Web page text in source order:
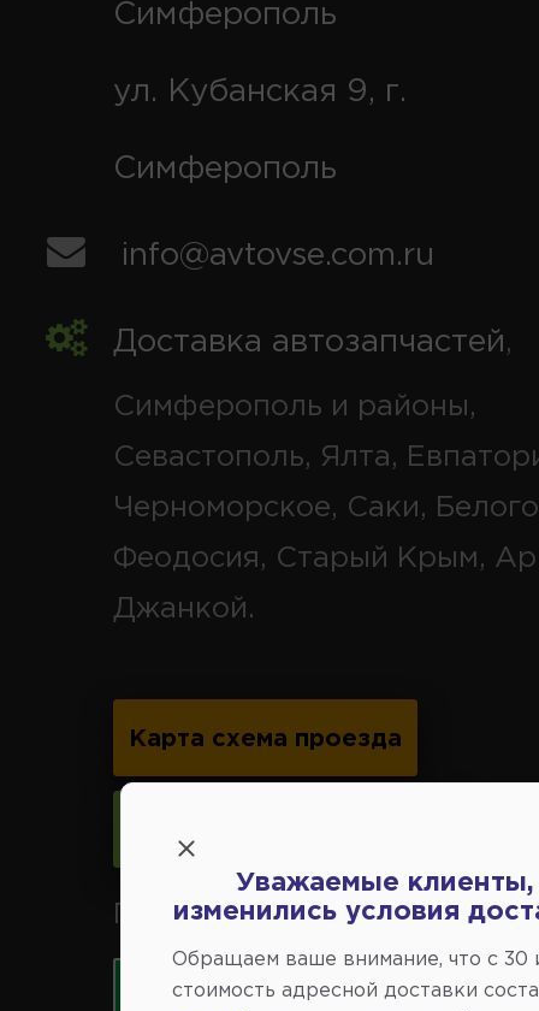
Симферополь
ул. Кубанская 9, г.
Симферополь
info@avtovse.com.ru
Доставка автозапчастей,
Симферополь и районы,
Севастополь, Ялта,
Черноморское, Саки,
Феодосия, Старый Крым,
Джанкой.
Карта схема проезда
Принимаем к оплате карты
Уважаемые клиенты,
изменились условия
Обращаем ваше внимание, что c 30
стоимость адресной доставки